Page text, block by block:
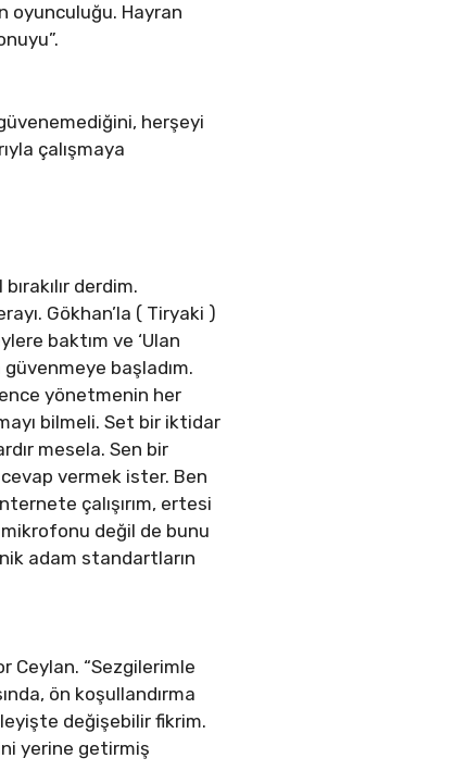
oyunculuğu. Hayran
herşeyi
çalışmaya
derdim.
Gökhan’la ( Tiryaki )
baktım ve ‘Ulan
başladım.
yönetmenin her
bilmeli. Set bir iktidar
mesela. Sen bir
vermek ister. Ben
çalışırım, ertesi
değil de bunu
adam standartların
Ceylan. “Sezgilerimle
ön koşullandırma
değişebilir fikrim.
yerine getirmiş